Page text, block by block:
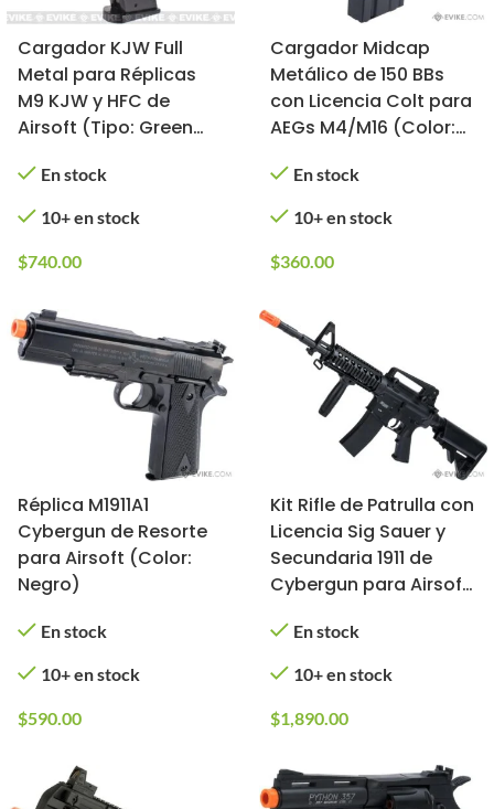
Cargador KJW Full
Metal para Réplicas
M9 KJW y HFC de
Airsoft (Tipo: Green
En stock
10+ en stock
$740.00
Cargador Midcap
Metálico de 150 BBs
con Licencia Colt para
AEGs M4/M16 (Color:
En stock
10+ en stock
$360.00
Réplica M1911A1
Cybergun de Resorte
para Airsoft (Color:
Negro)
En stock
10+ en stock
$590.00
Kit Rifle de Patrulla con
Licencia Sig Sauer y
Secundaria 1911 de
Cybergun para Airsoft
En stock
10+ en stock
$1,890.00